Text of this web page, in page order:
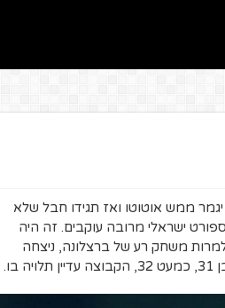
ממש אוטוטו ואז תגידו חבל שלא
ישראלי מרובה עוקבים. זה היה
משחק רע של ברצלונה, ניצחה